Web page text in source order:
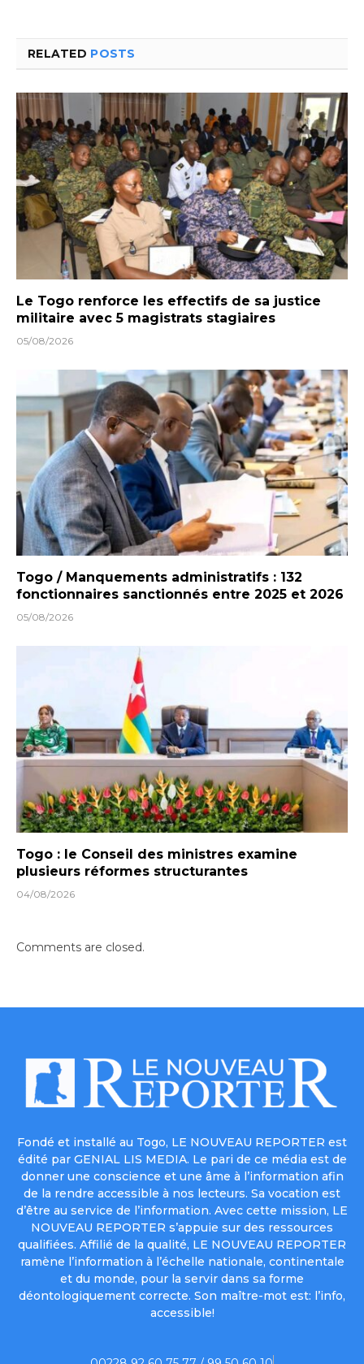
RELATED POSTS
Le Togo renforce les effectifs de sa justice
militaire avec 5 magistrats stagiaires
05/08/2026
Togo / Manquements administratifs : 132
fonctionnaires sanctionnés entre 2025 et 2026
05/08/2026
Togo : le Conseil des ministres examine
plusieurs réformes structurantes
04/08/2026
Comments are closed.
Fondé et installé au Togo, LE NOUVEAU REPORTER est
édité par GENIAL LIS MEDIA. Le pari de ce média est de
donner une conscience et une âme à l’information afin
de la rendre accessible à nos lecteurs. Sa vocation est
d’être au service de l’information. Avec cette mission, LE
NOUVEAU REPORTER s’appuie sur des ressources
qualifiées. Affilié de la qualité, LE NOUVEAU REPORTER
ramène l’information à l’échelle nationale, continentale
et du monde, pour la servir dans sa forme
déontologiquement correcte. Son maître-mot est: l’info,
accessible!